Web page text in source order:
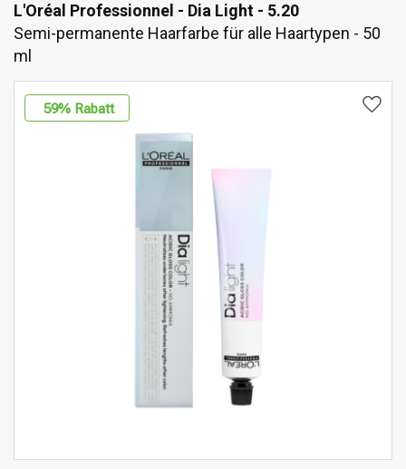
L'Oréal Professionnel - Dia Light - 5.20
Semi-permanente Haarfarbe für alle Haartypen - 50
ml
59% Rabatt